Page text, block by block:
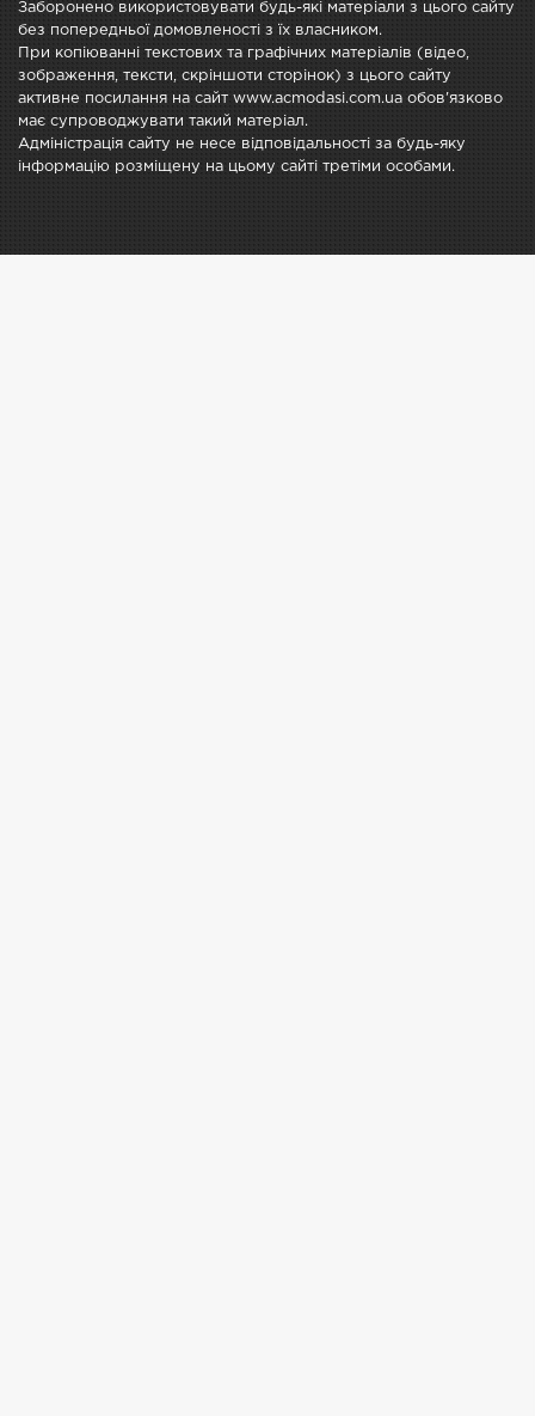
Заборонено використовувати будь-які матеріали з цього сайту
без попередньої домовленості з їх власником.
При копіюванні текстових та графічних матеріалів (відео,
зображення, тексти, скріншоти сторінок) з цього сайту
активне посилання на сайт www.acmodasi.com.ua обов'язково
має супроводжувати такий матеріал.
Адміністрація сайту не несе відповідальності за будь-яку
інформацію розміщену на цьому сайті третіми особами.